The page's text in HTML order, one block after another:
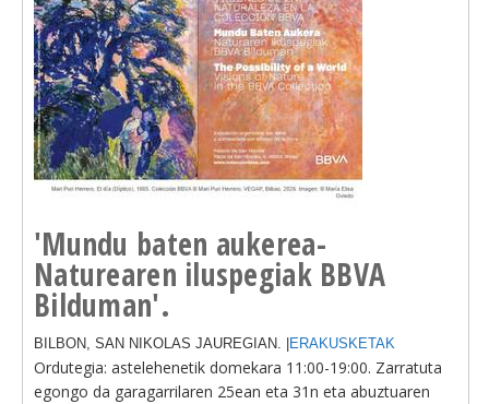
'Mundu baten aukerea-
Naturearen iluspegiak BBVA
Bilduman'.
BILBON, SAN NIKOLAS JAUREGIAN. | ERAKUSKETAK
Ordutegia: astelehenetik domekara 11:00-19:00. Zarratuta
egongo da garagarrilaren 25ean eta 31n eta abuztuaren